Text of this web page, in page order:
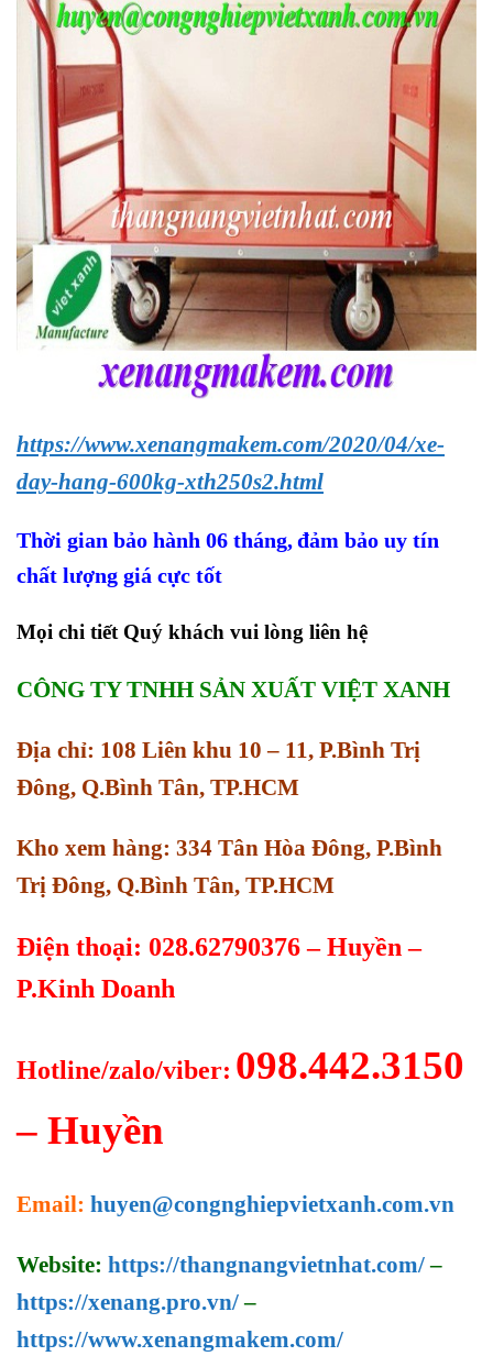
https://www.xenangmakem.com/2020/04/xe-
day-hang-600kg-xth250s2.html
Thời gian bảo hành 06 tháng,đảm bảo uy tín
chất lượng giá cực tốt
Mọi chi tiết Quý khách vui lòng liên hệ
CÔNG TY TNHH SẢN XUẤT VIỆT XANH
Địa chỉ: 108 Liên khu 10 – 11, P.Bình Trị
Đông, Q.Bình Tân, TP.HCM
Kho xem hàng: 334 Tân Hòa Đông, P.Bình
Trị Đông, Q.Bình Tân, TP.HCM
Điện thoại: 028.62790376 – Huyền –
P.Kinh Doanh
Hotline/zalo/viber: 098.442.3150
– Huyền
Email: huyen@congnghiepvietxanh.com.vn
Website: https://thangnangvietnhat.com/–
https://xenang.pro.vn/–
https://www.xenangmakem.com/